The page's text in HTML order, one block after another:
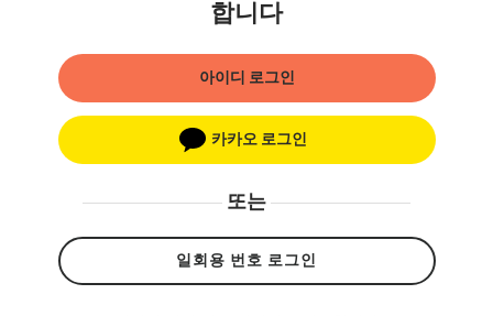
합니다
아이디 로그인
카카오 로그인
또는
일회용 번호 로그인